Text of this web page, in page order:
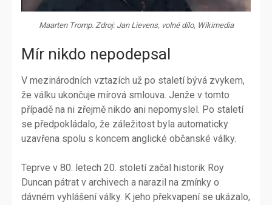
Maarten Tromp. Zdroj: Jan Lievens, volné dílo, Wikimedia
Mír nikdo nepodepsal
V mezinárodních vztazích už po staletí bývá zvykem,
že válku ukončuje mírová smlouva. Jenže v tomto
případě na ni zřejmě nikdo ani nepomyslel. Po staletí
se předpokládalo, že záležitost byla automaticky
uzavřena spolu s koncem anglické občanské války.
Teprve v 80. letech 20. století začal historik Roy
Duncan pátrat v archivech a narazil na zmínky o
dávném vyhlášení války. K jeho překvapení se ukázalo,